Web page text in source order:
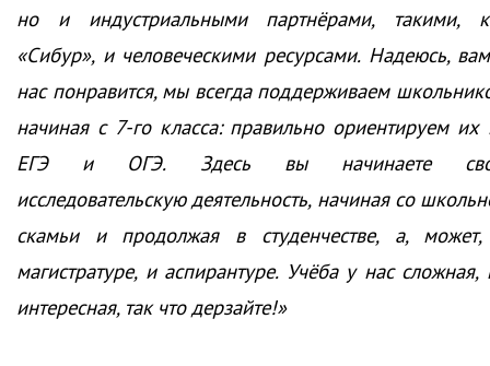
но и индустриальными партнёрами, такими,
«Сибур», и человеческими ресурсами. Надеюсь,
нас понравится, мы всегда поддерживаем
начиная с 7-го класса: правильно ориентируем их
ЕГЭ и ОГЭ. Здесь вы начинаете
исследовательскую деятельность, начиная со
скамьи и продолжая в студенчестве, а,
магистратуре, и аспирантуре. Учёба у нас сложная,
интересная, так что дерзайте!»